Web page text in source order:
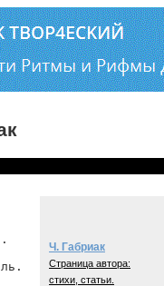
Ч. Габриак
Страница автора:
стихи, статьи.